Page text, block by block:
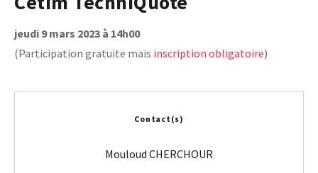
jeudi 9 mars 2023 à 14h00
(Participation gratuite mais inscription obligatoire)
Contact(s)